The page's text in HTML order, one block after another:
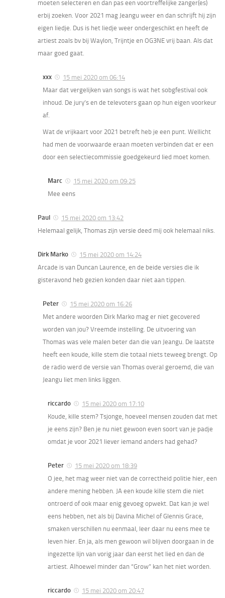
moeten selecteren en dan pas een voortreffelijke zanger(es)
erbij zoeken. Voor 2021 mag Jeangu weer en dan schrijft hij zijn
eigen liedje. Dus is het liedje weer ondergeschikt en heeft de
artiest zoals bv bij Waylon, Trijntje en OG3NE vrij baan. Als dat
maar goed gaat.
xxx
15 mei 2020 om 06:14
Maar dat vergelijken van songs is wat het sobgfestival ook
inhoud. De jury’s en de televoters gaan op hun eigen voorkeur
af.
Wat de vrijkaart voor 2021 betreft heb je een punt. Wellicht
had men de voorwaarde eraan moeten verbinden dat er een
door een selectiecommissie goedgekeurd lied moet komen.
Marc
15 mei 2020 om 09:25
Mee eens
Paul
15 mei 2020 om 13:42
Helemaal gelijk, Thomas zijn versie deed mij ook helemaal niks.
Dirk Marko
15 mei 2020 om 14:24
Arcade is van Duncan Laurence, en de beide versies die ik
gisteravond heb gezien konden daar niet aan tippen.
Peter
15 mei 2020 om 16:26
Met andere woorden Dirk Marko mag er niet gecovered
worden van jou? Vreemde instelling. De uitvoering van
Thomas was vele malen beter dan die van Jeangu. De laatste
heeft een koude, kille stem die totaal niets teweeg brengt. Op
de radio werd de versie van Thomas overal geroemd, die van
Jeangu liet men links liggen.
riccardo
15 mei 2020 om 17:10
Koude, kille stem? Tsjonge, hoeveel mensen zouden dat met
je eens zijn? Ben je nu niet gewoon even soort van je padje
omdat je voor 2021 liever iemand anders had gehad?
Peter
15 mei 2020 om 18:39
O jee, het mag weer niet van de correctheid politie hier, een
andere mening hebben. JA een koude kille stem die niet
ontroerd of ook maar enig gevoeg opwekt. Dat kan je wel
eens hebben, net als bij Davina Michel of Glennis Grace,
smaken verschillen nu eenmaal, leer daar nu eens mee te
leven hier. En ja, als men gewoon wil blijven doorgaan in de
ingezette lijn van vorig jaar dan eerst het lied en dan de
artiest. Alhoewel minder dan “Grow” kan het niet worden.
riccardo
15 mei 2020 om 20:47